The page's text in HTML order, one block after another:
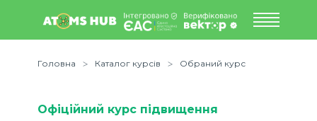
Головна Каталог курсів Обраний курс
Офіційний курс підвищення